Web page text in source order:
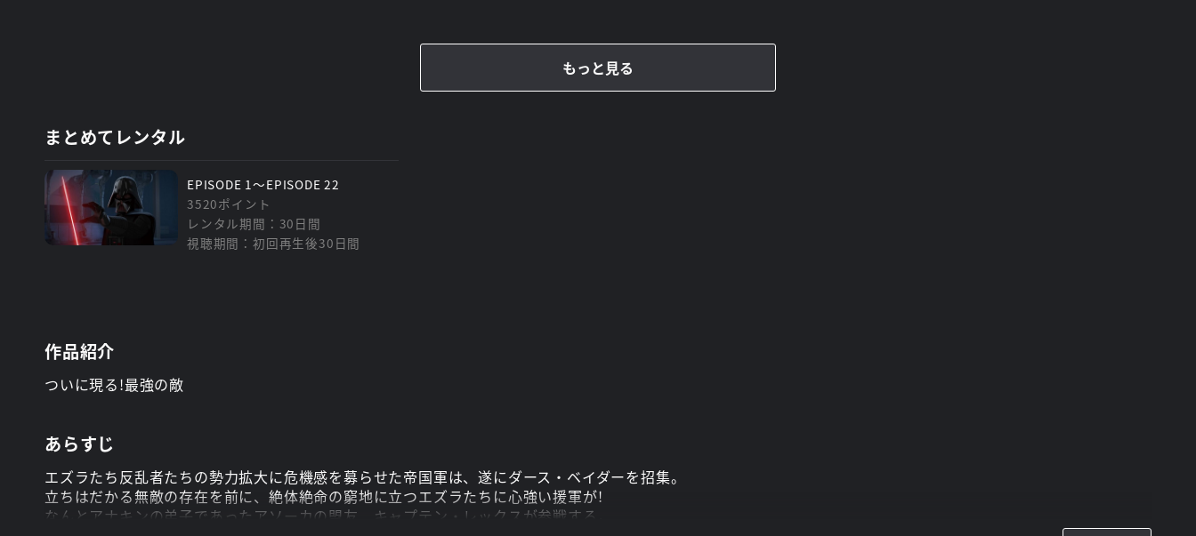
もっと見る
まとめてレンタル
EPISODE 1～EPISODE 22
3520ポイント
レンタル期間：30日間
視聴期間：初回再生後30日間
作品紹介
ついに現る!最強の敵
あらすじ
エズラたち反乱者たちの勢力拡大に危機感を募らせた帝国軍は、遂にダース・ベイダーを招集。
立ちはだかる無敵の存在を前に、絶体絶命の窮地に立つエズラたちに心強い援軍が!
なんとアナキンの弟子であったアソーカの盟友、キャプテン・レックスが参戦する。